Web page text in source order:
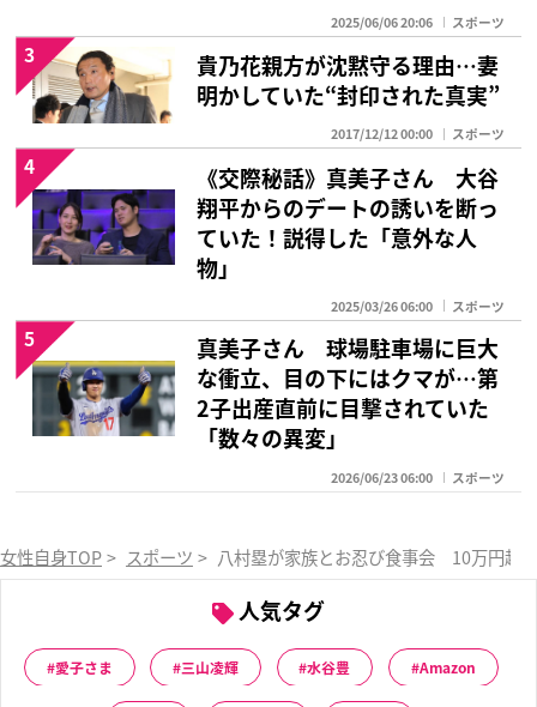
2025/06/06 20:06 スポーツ
貴乃花親方が沈黙守る理由…妻
明かしていた“封印された真実”
2017/12/12 00:00 スポーツ
3
《交際秘話》真美子さん 大谷
翔平からのデートの誘いを断っ
ていた！説得した「意外な人
物」
2025/03/26 06:00 スポーツ
4
真美子さん 球場駐車場に巨大
な衝立、目の下にはクマが…第
2子出産直前に目撃されていた
「数々の異変」
2026/06/23 06:00 スポーツ
5
女性自身TOP > スポーツ > 八村塁が家族とお忍び食事会 10万円越
人気タグ
愛子さま 三山凌輝 水谷豊 Amazon